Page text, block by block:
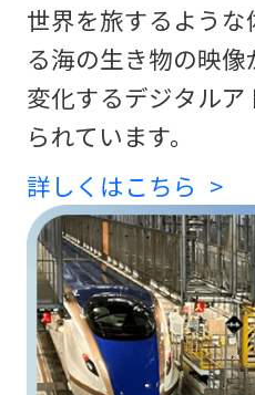
世界を旅するよう
る海の生き物の映
変化するデジタル
られています。
詳しくはこちら